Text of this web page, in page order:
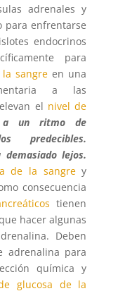
adrenales y
para enfrentarse
endocrinos
para
sangre en una
a las
el nivel de
a un ritmo de
predecibles.
lejos.
de la sangrey
consecuencia
tienen
hacer algunas
Deben
adrenalina para
química y
glucosa de la